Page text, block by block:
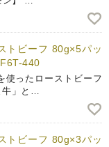
トビーフ 80g×5パッ
440
使ったローストビーフ
牛」と…
トビーフ 80g×3パッ